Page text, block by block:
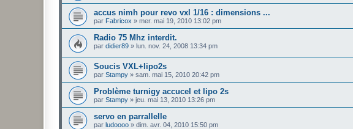
accus nimh pour revo vxl 1/16 : dimensions ...
par Fabricox » mer. mai 19, 2010 13:02 pm
Radio 75 Mhz interdit.
par didier89 » lun. nov. 24, 2008 13:34 pm
Soucis VXL+lipo2s
par Stampy » sam. mai 15, 2010 20:42 pm
Problème turnigy accucel et lipo 2s
par Stampy » jeu. mai 13, 2010 13:26 pm
servo en parrallelle
par ludoooo » dim. avr. 04, 2010 15:50 pm